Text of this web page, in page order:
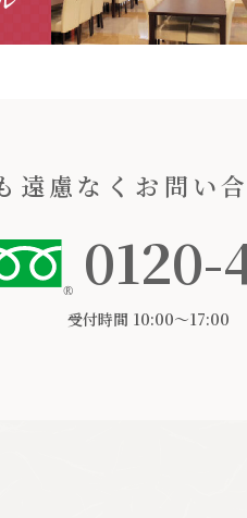
遠慮なくお問い
0120-
受付時間 10:00〜17:00